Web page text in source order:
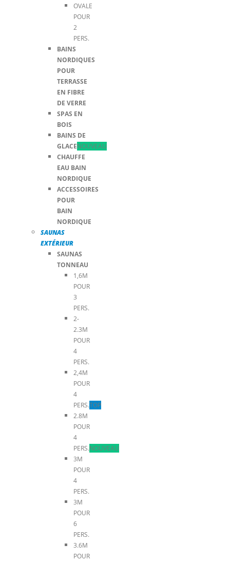
OVALE
POUR
2
PERS.
BAINS
NORDIQUES
POUR
TERRASSE
EN FIBRE
DE VERRE
SPAS EN
BOIS
BAINS DE
GLACENOUVEAU
CHAUFFE
EAU BAIN
NORDIQUE
ACCESSOIRES
POUR
BAIN
NORDIQUE
SAUNAS
EXTÉRIEUR
SAUNAS
TONNEAU
1,6M
POUR
3
PERS.
2-
2.3M
POUR
4
PERS.
2,4M
POUR
4
PERS.TOP
2.8M
POUR
4
PERS.NOUVEAU
3M
POUR
4
PERS.
3M
POUR
6
PERS.
3.6M
POUR